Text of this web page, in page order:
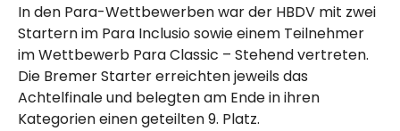
In den Para-Wettbewerben war der HBDV mit zwei
Startern im Para Inclusio sowie einem Teilnehmer
im Wettbewerb Para Classic – Stehend vertreten.
Die Bremer Starter erreichten jeweils das
Achtelfinale und belegten am Ende in ihren
Kategorien einen geteilten 9. Platz.